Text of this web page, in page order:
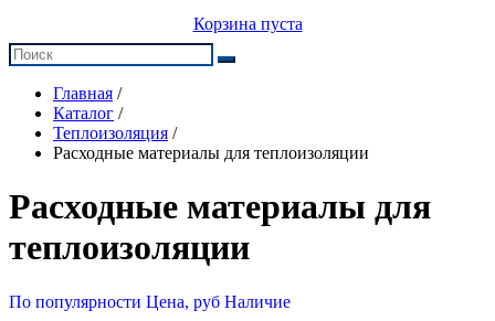
Корзина пуста
Главная /
Каталог /
Теплоизоляция /
Расходные материалы для теплоизоляции
Расходные материалы для
теплоизоляции
По популярности Цена, руб Наличие